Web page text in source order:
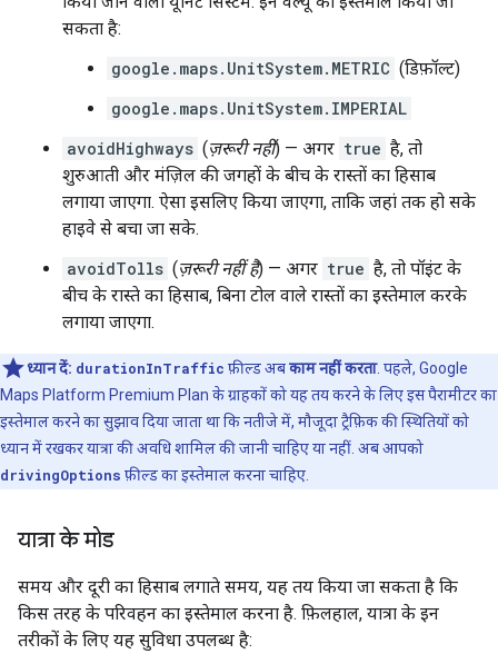
सकता है:
google.maps.UnitSystem.METRIC (डिफ़ॉल्ट)
google.maps.UnitSystem.IMPERIAL
avoidHighways (ज़रूरी नहीं) — अगर true है, तो
शुरुआती और मंज़िल की जगहों के बीच के रास्तों का हिसाब
लगाया जाएगा. ऐसा इसलिए किया जाएगा, ताकि जहां तक हो सके
हाइवे से बचा जा सके.
avoidTolls (ज़रूरी नहीं है) — अगर true है, तो पॉइंट के
बीच के रास्ते का हिसाब, बिना टोल वाले रास्तों का इस्तेमाल करके
लगाया जाएगा.
ध्यान दें: durationInTraffic फ़ील्ड अबकाम नहीं करता. पहले, Google
Maps Platform Premium Plan के ग्राहकों को यह तय करने के लिए इस पैरामीटर का
इस्तेमाल करने का सुझाव दिया जाता था कि नतीजे में, मौजूदा ट्रैफ़िक की स्थितियों को
ध्यान में रखकर यात्रा की अवधि शामिल की जानी चाहिए या नहीं. अब आपको
drivingOptions फ़ील्ड का इस्तेमाल करना चाहिए.
यात्रा के मोड
समय और दूरी का हिसाब लगाते समय, यह तय किया जा सकता है कि
किस तरह के परिवहन का इस्तेमाल करना है. फ़िलहाल, यात्रा के इन
तरीकों के लिए यह सुविधा उपलब्ध है: